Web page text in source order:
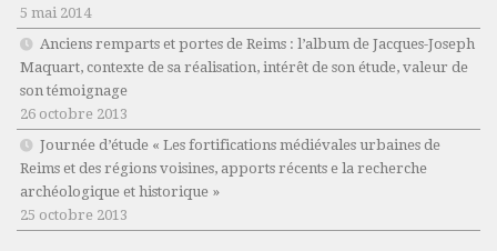
5 mai 2014
Anciens remparts et portes de Reims : l’album de Jacques-Joseph
Maquart, contexte de sa réalisation, intérêt de son étude, valeur de
son témoignage
26 octobre 2013
Journée d’étude « Les fortifications médiévales urbaines de
Reims et des régions voisines, apports récents e la recherche
archéologique et historique »
25 octobre 2013